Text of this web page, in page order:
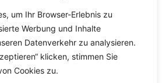
um Ihr Browser-Erlebnis zu
Werbung und Inhalte
Datenverkehr zu analysieren.
klicken, stimmen Sie
Cookies zu.